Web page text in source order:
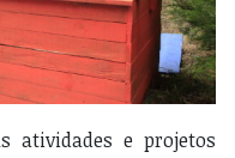
atividades e projetos